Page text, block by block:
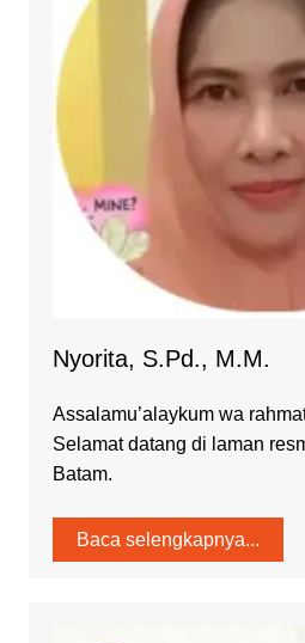
Nyorita, S.Pd., M.M.
Assalamu’alaykum wa
Selamat datang di laman
Batam.
Baca selengkapnya...